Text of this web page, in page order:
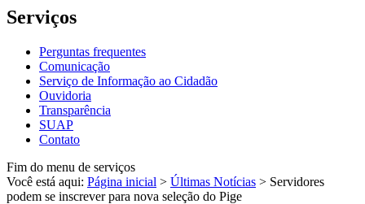
Serviços
Perguntas frequentes
Comunicação
Serviço de Informação ao Cidadão
Ouvidoria
Transparência
SUAP
Contato
Fim do menu de serviços
Você está aqui: Página inicial > Últimas Notícias > Servidores
podem se inscrever para nova seleção do Pige